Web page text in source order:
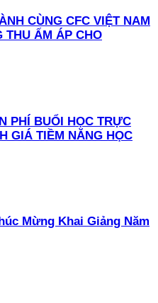
CÙNG CFC VIỆT NAM
THU ẤM ÁP CHO
PHÍ BUỔI HỌC TRỰC
GIÁ TIỀM NĂNG HỌC
Mừng Khai Giảng Năm